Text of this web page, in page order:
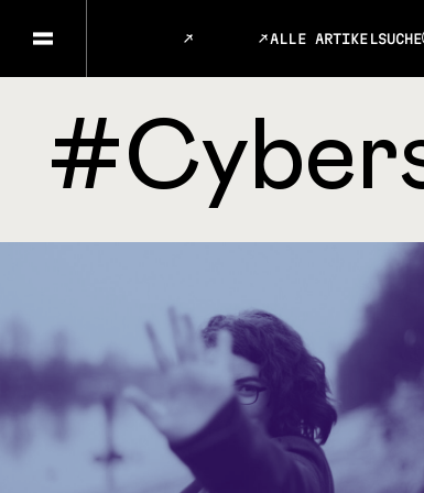
ALLE ARTIKELSUCHE